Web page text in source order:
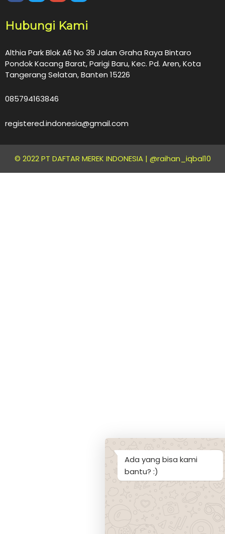
Hubungi Kami
Althia Park Blok A6 No 39 Jalan Graha Raya Bintaro
Pondok Kacang Barat, Parigi Baru, Kec. Pd. Aren, Kota
Tangerang Selatan, Banten 15226
085794163846
registered.indonesia@gmail.com
© 2022 PT DAFTAR MEREK INDONESIA | @raihan_iqbal10
Ada yang bisa kami
bantu? :)